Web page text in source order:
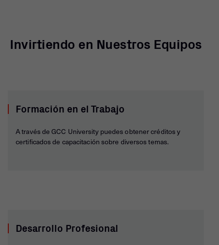
Invirtiendo en Nuestros Equipos
Formación en el Trabajo
A través de GCC University puedes obtener créditos y
certificados de capacitación sobre diversos temas.
Desarrollo Profesional